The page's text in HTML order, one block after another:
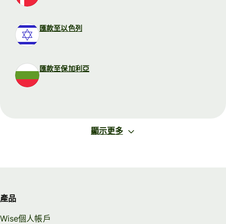
匯款至以色列
匯款至保加利亞
顯示更多
產品
Wise個人帳戶